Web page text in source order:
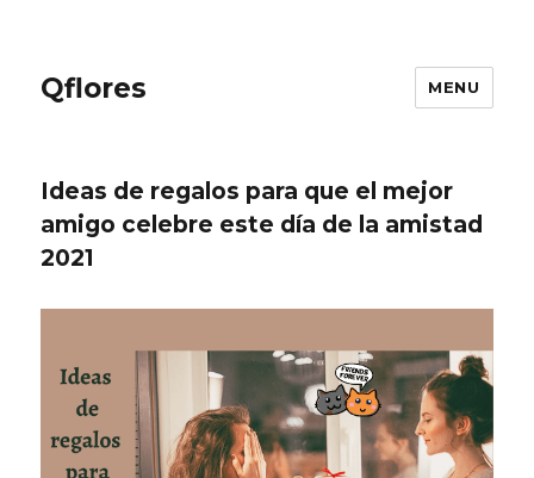
Qflores MENU
Ideas de regalos para que el mejor
amigo celebre este día de la amistad
2021